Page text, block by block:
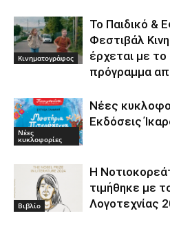
Κινηματογράφος
Το Παιδικό &
Φεστιβάλ
έρχεται με το
πρόγραμμα
Νέες
κυκλοφορίες
Νέες
Εκδόσεις
Βιβλίο
Η
τιμήθηκε με
Λογοτεχνίας